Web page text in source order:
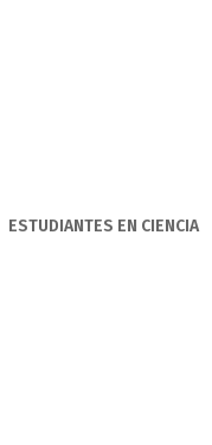
ESTUDIANTES EN CIENCIA